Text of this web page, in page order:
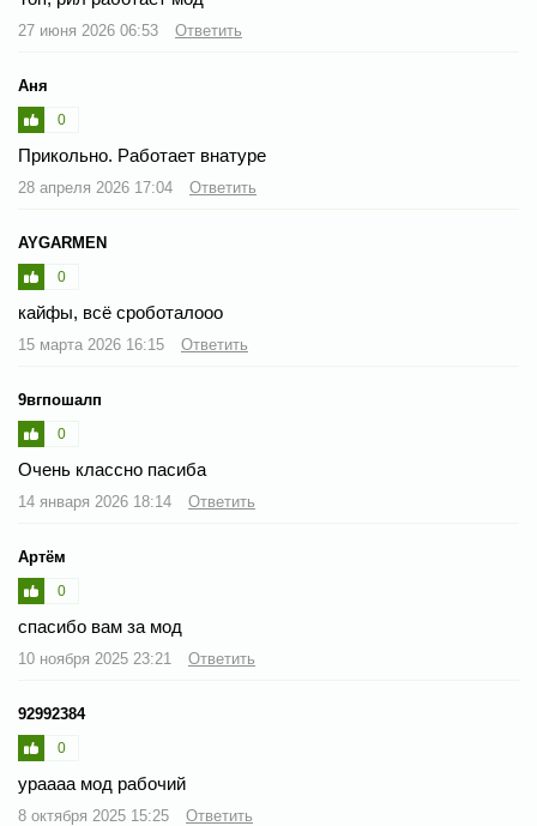
27 июня 2026 06:53 Ответить
Аня
0
Прикольно. Работает внатуре
28 апреля 2026 17:04 Ответить
AYGARMEN
0
кайфы, всё сроботалооо
15 марта 2026 16:15 Ответить
9вгпошалп
0
Очень классно пасиба
14 января 2026 18:14 Ответить
Артём
0
спасибо вам за мод
10 ноября 2025 23:21 Ответить
92992384
0
ураааа мод рабочий
8 октября 2025 15:25 Ответить